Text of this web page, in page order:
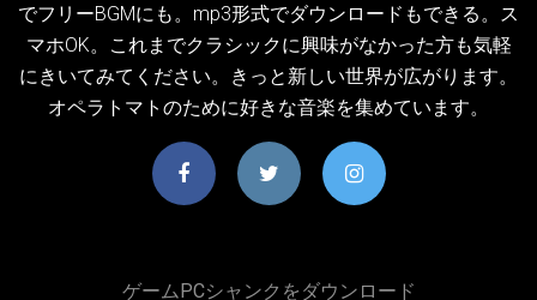
でフリーBGMにも。mp3形式でダウンロードもできる。ス
マホOK。これまでクラシックに興味がなかった方も気軽
にきいてみてください。きっと新しい世界が広がります。
オペラトマトのために好きな音楽を集めています。
ゲームPCシャンクをダウンロード